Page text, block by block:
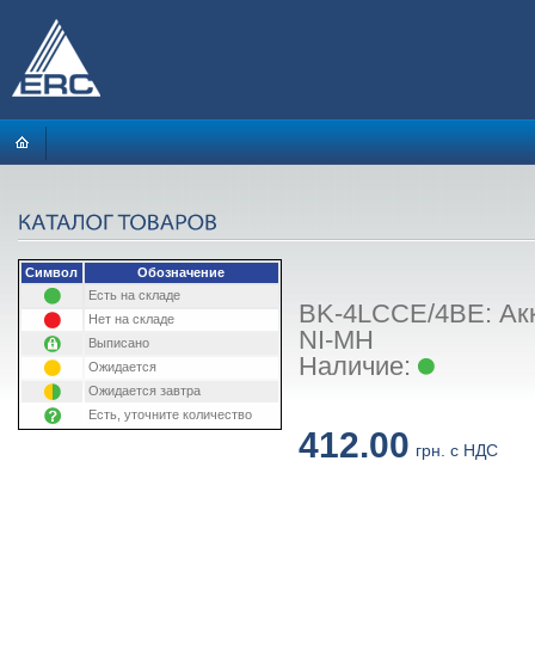
Символ
Обозначение
Есть на складе
Нет на складе
Выписано
Ожидается
Ожидается завтра
Есть, уточните количество
BK-4LCCE/4BE:
NI-MH
Наличие:
412.00 грн. с НДС